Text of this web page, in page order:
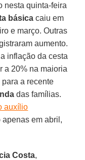
nesta quinta-feira
básica caiu em
e março. Outras
aumento.
inflação da cesta
a 20% na maioria
a recente
das famílias.
auxílio
apenas em abril,
Costa,